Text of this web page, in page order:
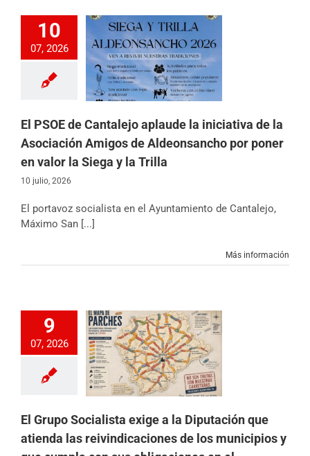
10
07, 2026
de Cantalejo
la iniciativa de la
por poner en
El PSOE de Cantalejo aplaude la iniciativa de la
Asociación Amigos de Aldeonsancho por poner
en valor la Siega y la Trilla
10 julio, 2026
El portavoz socialista en el Ayuntamiento de Cantalejo,
Máximo San [...]
Más información
9
07, 2026
exige a
que atienda
de los
y que cumpla
en el
y mejora de
Partido
El Grupo Socialista exige a la Diputación que
atienda las reivindicaciones de los municipios y